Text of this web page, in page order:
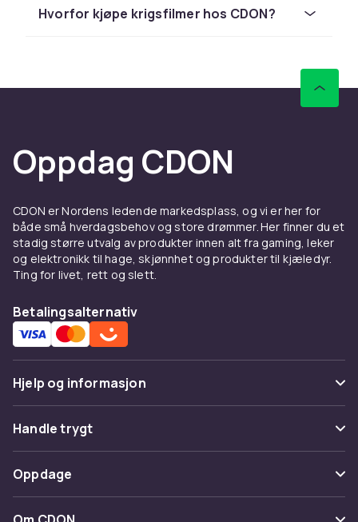
Hvorfor kjøpe krigsfilmer hos CDON?
Oppdag CDON
CDON er Nordens ledende markedsplass, og vi er her for
både små hverdagsbehov og store drømmer. Her finner du et
stadig større utvalg av produkter innen alt fra gaming, leker
og elektronikk til hage, skjønnhet og produkter til kjæledyr.
Ting for livet, rett og slett.
Betalingsalternativ
Hjelp og informasjon
Vanlige spørsmål
Spor pakke
Angre & returner her
Kontakt oss
Handle trygt
Betaling
Levering
Oppdage
Kategorier